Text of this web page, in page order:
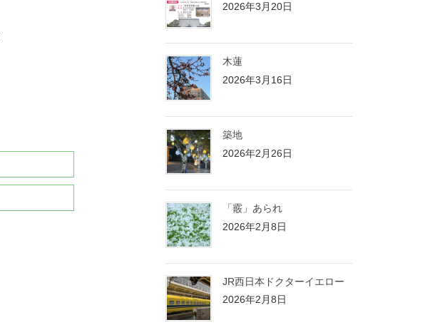
2026年3月20日
木蓮
2026年3月16日
築地
2026年2月26日
「霰」あられ
2026年2月8日
JR西日本ドクターイエロー
2026年2月8日